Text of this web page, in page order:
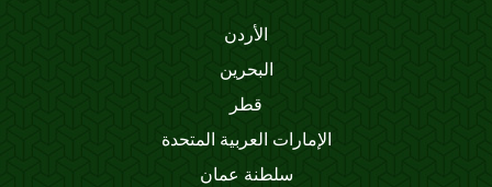
الأردن
البحرين
قطر
الإمارات العربية المتحدة
سلطنة عمان